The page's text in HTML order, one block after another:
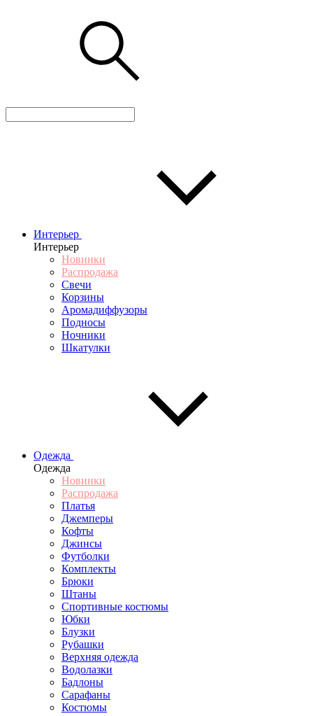
Интерьер
Интерьер
Новинки
Распродажа
Свечи
Корзины
Аромадиффузоры
Подносы
Ночники
Шкатулки
Одежда
Одежда
Новинки
Распродажа
Платья
Джемперы
Кофты
Джинсы
Футболки
Комплекты
Брюки
Штаны
Спортивные костюмы
Юбки
Блузки
Рубашки
Верхняя одежда
Водолазки
Бадлоны
Сарафаны
Костюмы